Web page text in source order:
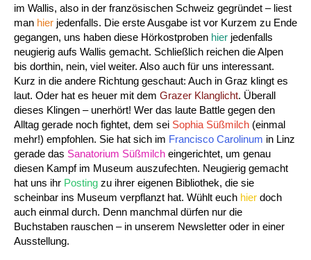
im Wallis, also in der französischen Schweiz gegründet – liest
man hier jedenfalls. Die erste Ausgabe ist vor Kurzem zu Ende
gegangen, uns haben diese Hörkostproben hier jedenfalls
neugierig aufs Wallis gemacht. Schließlich reichen die Alpen
bis dorthin, nein, viel weiter. Also auch für uns interessant.
Kurz in die andere Richtung geschaut: Auch in Graz klingt es
laut. Oder hat es heuer mit dem Grazer Klanglicht. Überall
dieses Klingen – unerhört! Wer das laute Battle gegen den
Alltag gerade noch fightet, dem sei Sophia Süßmilch (einmal
mehr!) empfohlen. Sie hat sich im Francisco Carolinum in Linz
gerade das Sanatorium Süßmilch eingerichtet, um genau
diesen Kampf im Museum auszufechten. Neugierig gemacht
hat uns ihr Posting zu ihrer eigenen Bibliothek, die sie
scheinbar ins Museum verpflanzt hat. Wühlt euch hier doch
auch einmal durch. Denn manchmal dürfen nur die
Buchstaben rauschen – in unserem Newsletter oder in einer
Ausstellung.